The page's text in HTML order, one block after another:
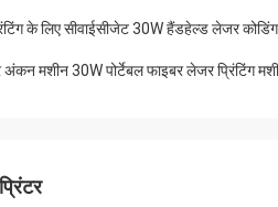
के लिए सीवाईसीजेट 30W हैंडहेल्ड लेजर कोडिंग
मशीन 30W पोर्टेबल फाइबर लेजर प्रिंटिंग